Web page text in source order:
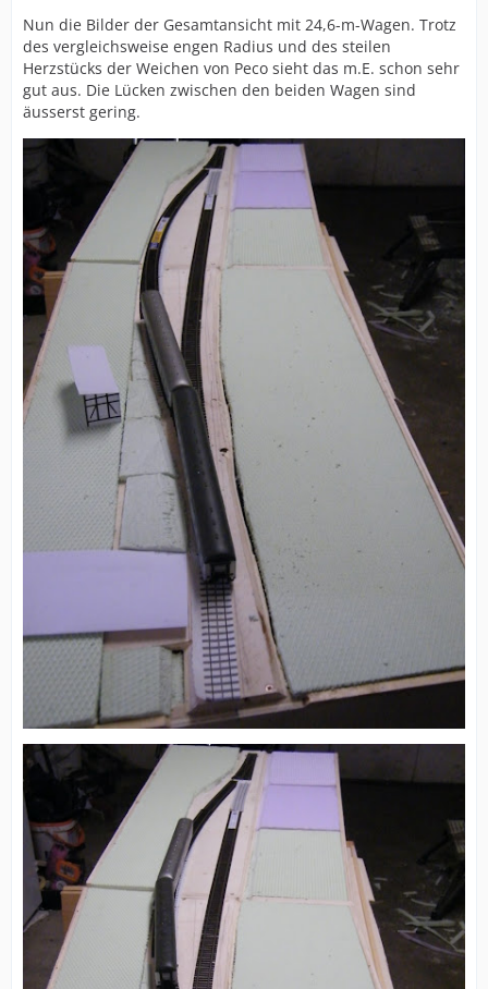
Nun die Bilder der Gesamtansicht mit 24,6-m-Wagen. Trotz
des vergleichsweise engen Radius und des steilen
Herzstücks der Weichen von Peco sieht das m.E. schon sehr
gut aus. Die Lücken zwischen den beiden Wagen sind
äusserst gering.